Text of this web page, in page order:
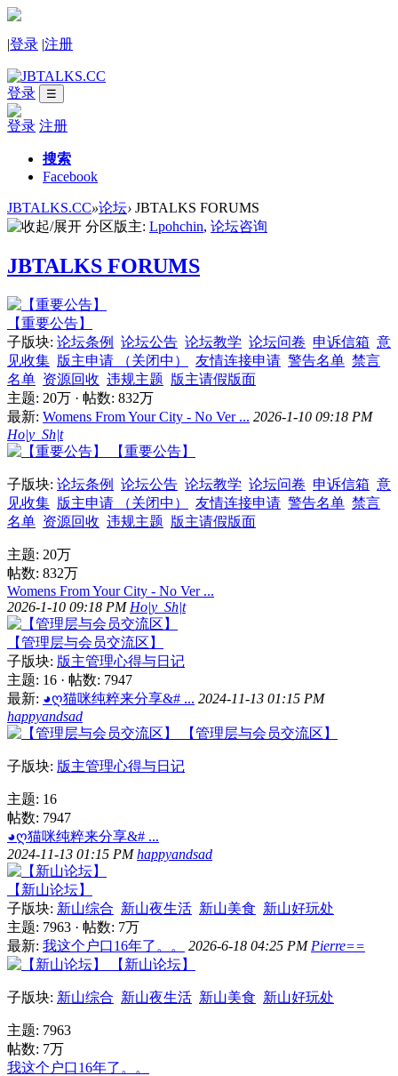
|登录 |注册
登录 ☰
登录 注册
搜索
Facebook
JBTALKS.CC»论坛› JBTALKS FORUMS
分区版主: Lpohchin, 论坛咨询
JBTALKS FORUMS
【重要公告】
子版块: 论坛条例 论坛公告 论坛教学 论坛问卷 申诉信箱 意
见收集 版主申请 （关闭中） 友情连接申请 警告名单 禁言
名单 资源回收 违规主题 版主请假版面
主题: 20万 · 帖数: 832万
最新: Womens From Your City - No Ver ... 2026-1-10 09:18 PM
Ho|y_Sh|t
【重要公告】
子版块: 论坛条例 论坛公告 论坛教学 论坛问卷 申诉信箱 意
见收集 版主申请 （关闭中） 友情连接申请 警告名单 禁言
名单 资源回收 违规主题 版主请假版面
主题: 20万
帖数: 832万
Womens From Your City - No Ver ...
2026-1-10 09:18 PM Ho|y_Sh|t
【管理层与会员交流区】
子版块: 版主管理心得与日记
主题: 16 · 帖数: 7947
最新: ◕ღ猫咪纯粹来分享&# ... 2024-11-13 01:15 PM
happyandsad
【管理层与会员交流区】
子版块: 版主管理心得与日记
主题: 16
帖数: 7947
◕ღ猫咪纯粹来分享&# ...
2024-11-13 01:15 PMhappyandsad
【新山论坛】
子版块: 新山综合 新山夜生活 新山美食 新山好玩处
主题: 7963 · 帖数: 7万
最新: 我这个户口16年了。。 2026-6-18 04:25 PM Pierre==
【新山论坛】
子版块: 新山综合 新山夜生活 新山美食 新山好玩处
主题: 7963
帖数: 7万
我这个户口16年了。。